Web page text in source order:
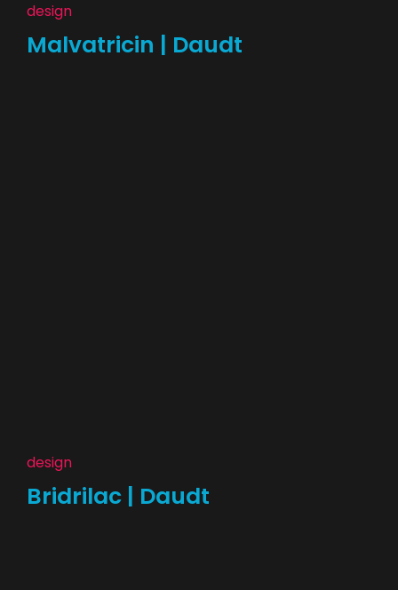
design
Malvatricin | Daudt
design
Bridrilac | Daudt